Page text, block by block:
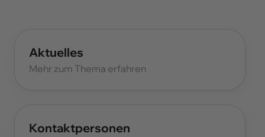
Aktuelles
Mehr zum Thema erfahren
Kontaktpersonen